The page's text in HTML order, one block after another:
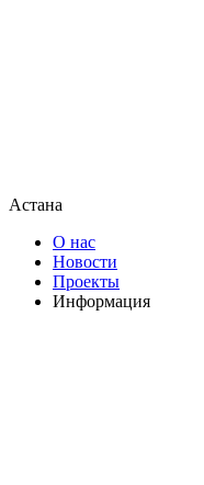
Астана
О нас
Новости
Проекты
Информация